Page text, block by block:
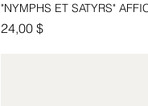
Aperçu
"NYMPHS ET SATYRS"
Prix
24,00 $